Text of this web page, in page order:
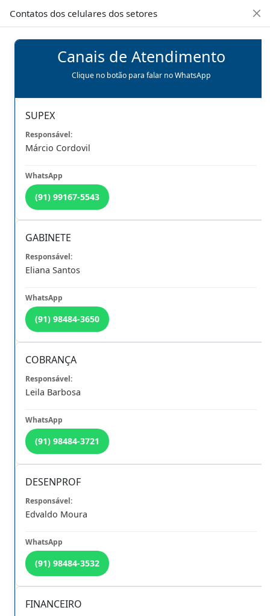
08h00 às 16h30min de Seg à Sex | Fone: +55 91 3202-4150
OUVIDORIA
Previous
Anuidade 2026
Imprima Aqui
Contatos dos celulares dos setores
Canais de Atendimento
Clique no botão para falar no WhatsApp
SUPEX
Márcio Cordovil
(91) 99167-5543
GABINETE
Eliana Santos
(91) 98484-3650
COBRANÇA
Leila Barbosa
(91) 98484-3721
DESENPROF
Edvaldo Moura
(91) 98484-3532
FINANCEIRO